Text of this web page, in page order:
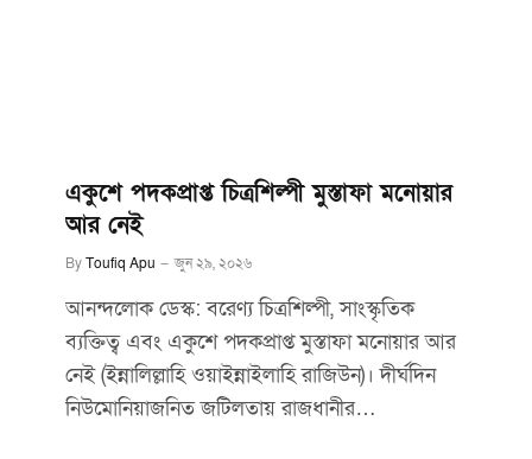
একুশে পদকপ্রাপ্ত চিত্রশিল্পী মুস্তাফা মনোয়ার
আর নেই
ByToufiq Apu জুন ২৯, ২০২৬
আনন্দলোক ডেস্ক: বরেণ্য চিত্রশিল্পী, সাংস্কৃতিক
ব্যক্তিত্ব এবং একুশে পদকপ্রাপ্ত মুস্তাফা মনোয়ার আর
নেই (ইন্নালিল্লাহি ওয়াইন্নাইলাহি রাজিউন)। দীর্ঘদিন
নিউমোনিয়াজনিত জটিলতায় রাজধানীর…